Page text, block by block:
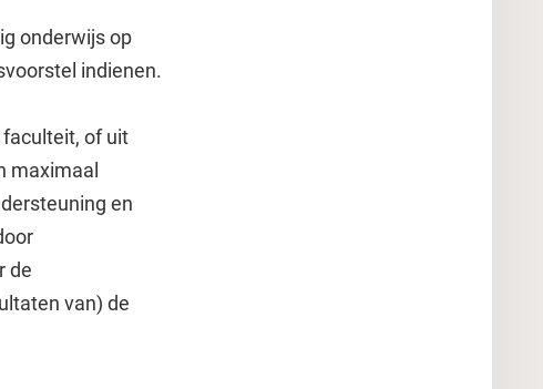
onderwijs op
indienen.
of uit
maximaal
en
de
van) de